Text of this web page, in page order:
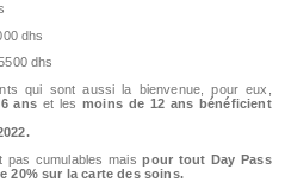
dhs
dhs
qui sont aussi la bienvenue, pour eux,
ans et lesmoins de 12 ans bénéficient
cumulables maispour tout Day Pass
20% sur la carte des soins.